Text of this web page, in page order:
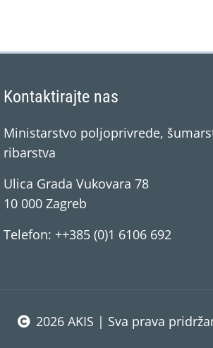
Kontaktirajte nas
Ministarstvo poljoprivrede,
ribarstva
Ulica Grada Vukovara 78
10 000 Zagreb
Telefon: ++385 (0)1 6106 692
2026 AKIS | Sva prava